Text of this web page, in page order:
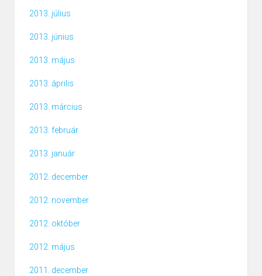
2013. július
2013. június
2013. május
2013. április
2013. március
2013. február
2013. január
2012. december
2012. november
2012. október
2012. május
2011. december